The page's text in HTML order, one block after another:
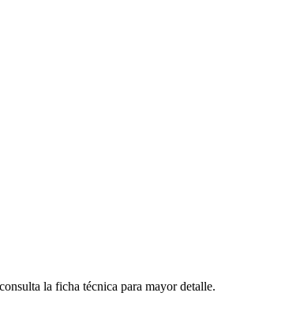
la ficha técnica para mayor detalle.